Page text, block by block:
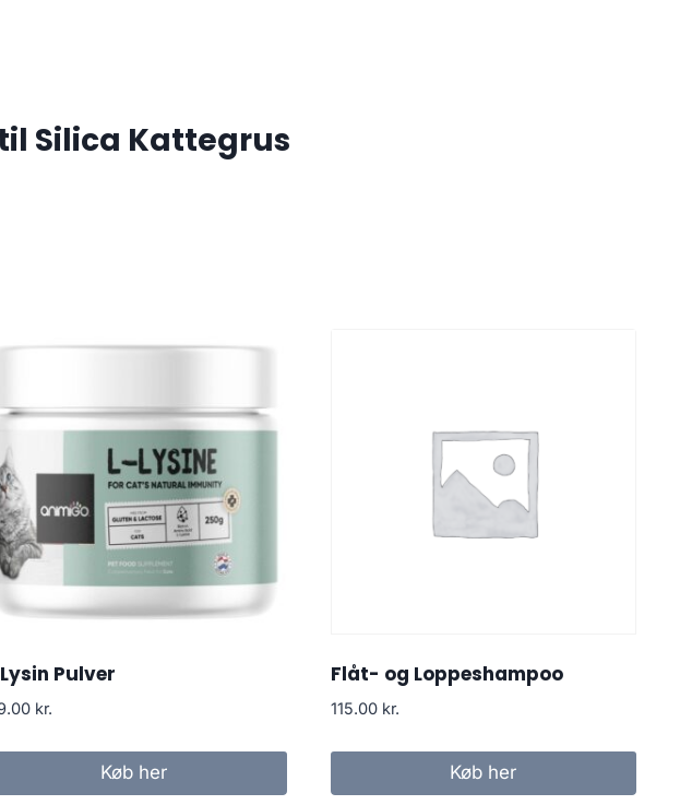
Silica Kattegrus
Pulver
kr.
Køb her
Flåt- og Loppeshampoo
115.00 kr.
Køb her